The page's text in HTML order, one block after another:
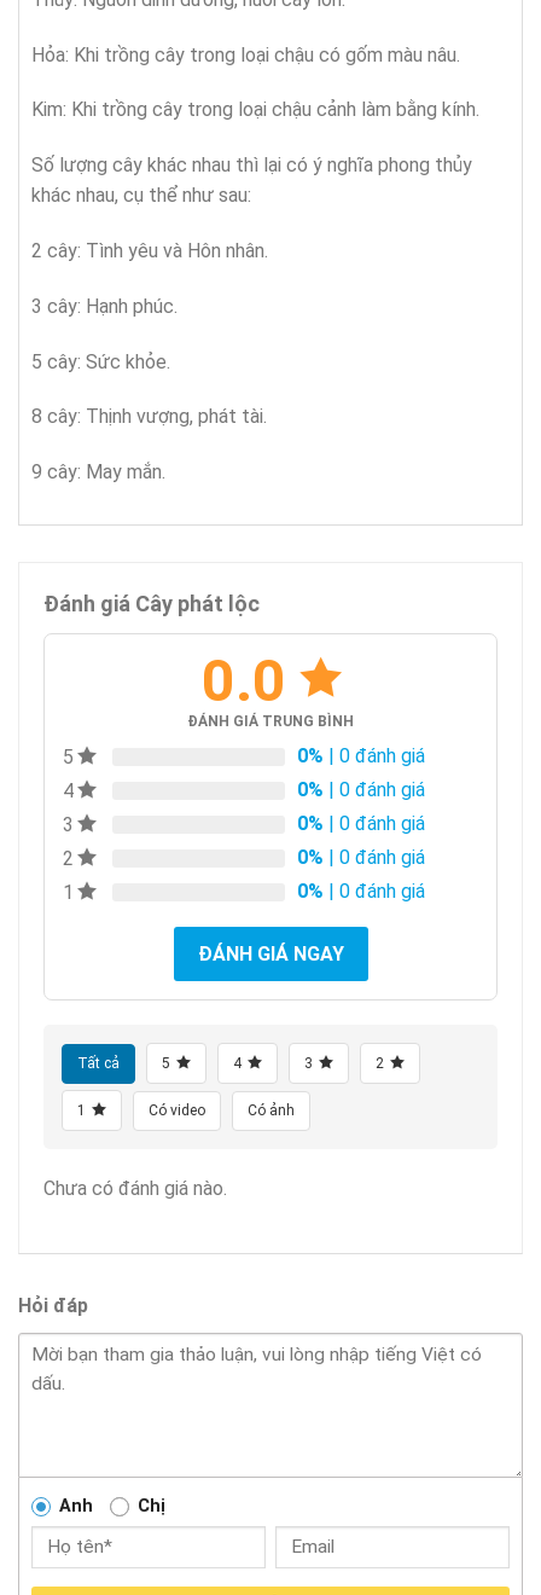
Hỏa: Khi trồng cây trong loại chậu có gốm màu nâu.
Kim: Khi trồng cây trong loại chậu cảnh làm bằng kính.
Số lượng cây khác nhau thì lại có ý nghĩa phong thủy
khác nhau, cụ thể như sau:
2 cây: Tình yêu và Hôn nhân.
3 cây: Hạnh phúc.
5 cây: Sức khỏe.
8 cây: Thịnh vượng, phát tài.
9 cây: May mắn.
Đánh giá Cây phát lộc
0.0
ĐÁNH GIÁ TRUNG BÌNH
5 0% | 0 đánh giá
4
0% | 0 đánh giá
3
0% | 0 đánh giá
2
0% | 0 đánh giá
1
0% | 0 đánh giá
ĐÁNH GIÁ NGAY
Tất cả 5 4 3 2
1 Có video Có ảnh
Chưa có đánh giá nào.
Hỏi đáp
Anh Chị